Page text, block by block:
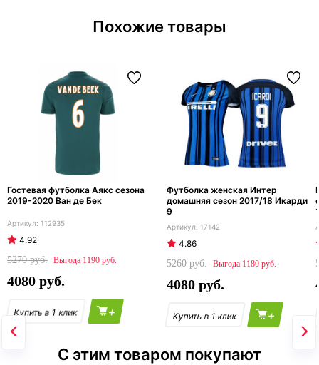
Похожие товары
Гостевая футболка Аякс сезона
2019-2020 Ван де Бек
112935
4.92
5270
1190
4080
+
Футболка женская Интер
домашняя сезон 2017/18 Икарди
9
17142
4.86
5260
1180
4080
+
С этим товаром покупают